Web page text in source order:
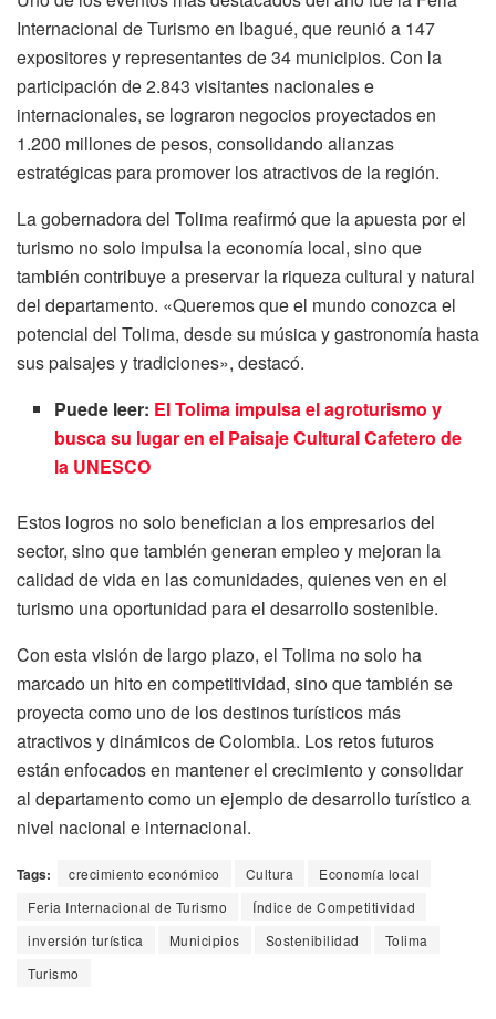
Internacional de Turismo en Ibagué, que reunió a 147
expositores y representantes de 34 municipios. Con la
participación de 2.843 visitantes nacionales e
internacionales, se lograron negocios proyectados en
1.200 millones de pesos, consolidando alianzas
estratégicas para promover los atractivos de la región.
La gobernadora del Tolima reafirmó que la apuesta por el
turismo no solo impulsa la economía local, sino que
también contribuye a preservar la riqueza cultural y natural
del departamento. «Queremos que el mundo conozca el
potencial del Tolima, desde su música y gastronomía hasta
sus paisajes y tradiciones», destacó.
Puede leer: El Tolima impulsa el agroturismo y
busca su lugar en el Paisaje Cultural Cafetero de
la UNESCO
Estos logros no solo benefician a los empresarios del
sector, sino que también generan empleo y mejoran la
calidad de vida en las comunidades, quienes ven en el
turismo una oportunidad para el desarrollo sostenible.
Con esta visión de largo plazo, el Tolima no solo ha
marcado un hito en competitividad, sino que también se
proyecta como uno de los destinos turísticos más
atractivos y dinámicos de Colombia. Los retos futuros
están enfocados en mantener el crecimiento y consolidar
al departamento como un ejemplo de desarrollo turístico a
nivel nacional e internacional.
Tags: crecimiento económico Cultura
Economía local
Feria Internacional de Turismo
Índice de Competitividad
inversión turística
Municipios Sostenibilidad
Tolima
Turismo